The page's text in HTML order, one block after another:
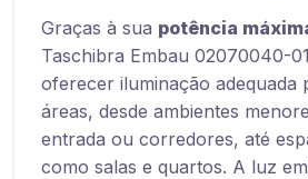
Graças à sua potência
Taschibra Embau 02070040-
oferecer iluminação adequada
áreas, desde ambientes
entrada ou corredores, até
como salas e quartos. A luz